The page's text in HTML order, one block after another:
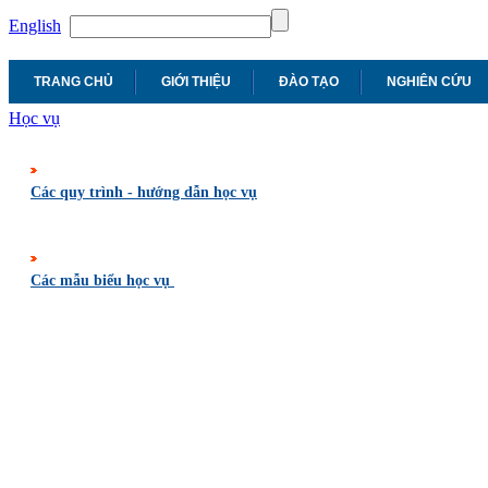
English
TRANG CHỦ GIỚI THIỆU ĐÀO TẠO NGHIÊN CỨU
Học vụ
Các quy trình - hướng dẫn học vụ
Các mẫu biểu học vụ